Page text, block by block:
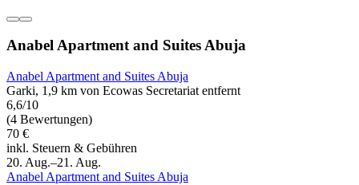
Anabel Apartment and Suites Abuja
Anabel Apartment and Suites Abuja
Garki, 1,9 km von Ecowas Secretariat entfernt
6,6/10
(4 Bewertungen)
70 €
inkl. Steuern & Gebühren
20. Aug.–21. Aug.
Anabel Apartment and Suites Abuja